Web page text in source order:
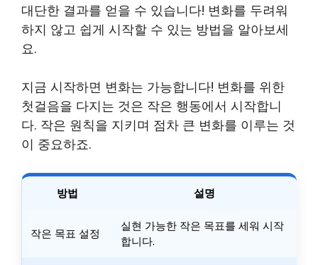
대단한 결과를 얻을 수 있습니다! 변화를 두려워
하지 않고 쉽게 시작할 수 있는 방법을 알아보세
요.
지금 시작하면 변화는 가능합니다! 변화를 위한
첫걸음을 다지는 것은 작은 행동에서 시작합니
다. 작은 원칙을 지키며 점차 큰 변화를 이루는 것
이 중요하죠.
방법 설명
작은 목표 설정
실현 가능한 작은 목표를 세워 시작
합니다.